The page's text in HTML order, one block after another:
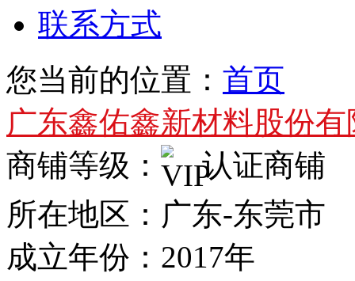
联系方式
您当前的位置： 首页
广东鑫佑鑫新材料股份
商铺等级：
认证商铺
所在地区：广东-东莞市
成立年份：2017年